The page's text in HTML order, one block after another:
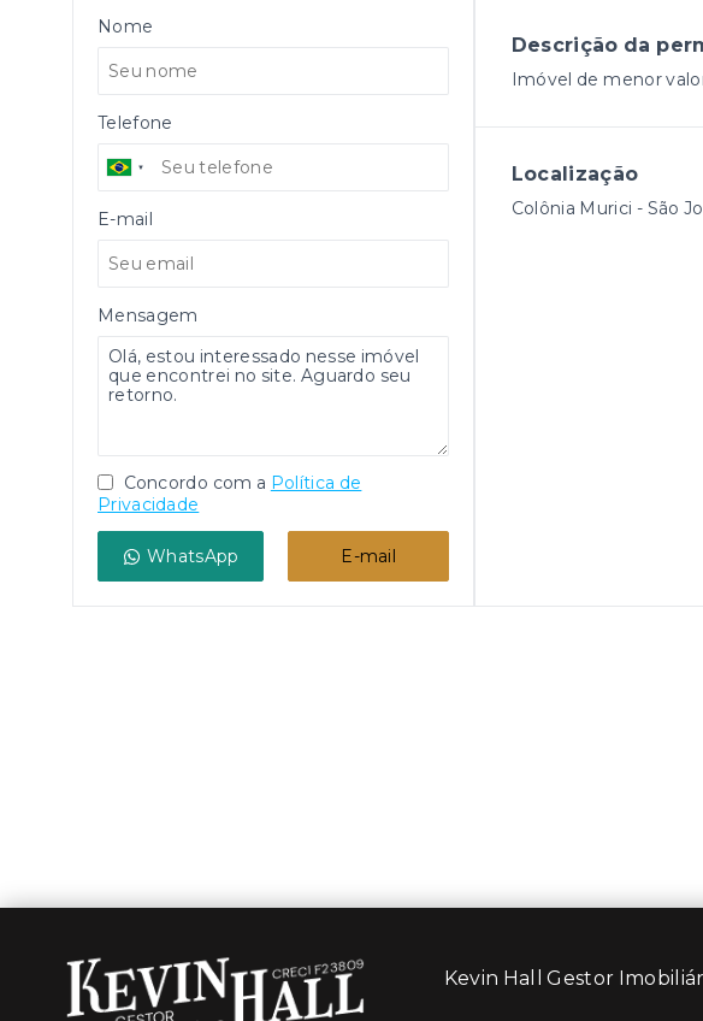
Descrição da
Imóvel de menor
Localização
Colônia Murici - São
Nome
Telefone
E-mail
Mensagem
Concordo com a Política de
Privacidade
WhatsApp E-mail
Kevin Hall Gestor